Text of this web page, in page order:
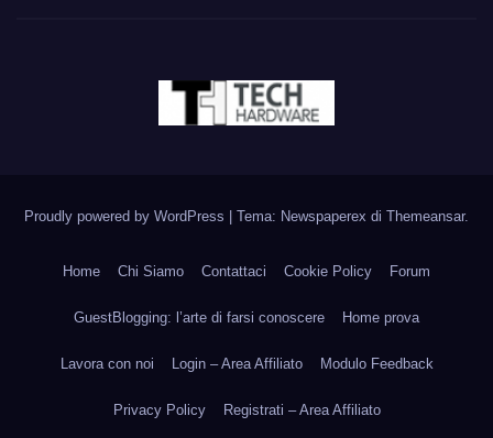
Proudly powered by WordPress | Tema: Newspaperex di Themeansar.
Home Chi Siamo Contattaci Cookie Policy Forum
GuestBlogging: l’arte di farsi conoscere Home prova
Lavora con noi Login – Area Affiliato Modulo Feedback
Privacy Policy Registrati – Area Affiliato